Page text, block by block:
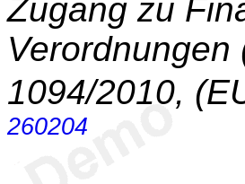
Zugang zu
Verordnungen
1094/2010,
260204